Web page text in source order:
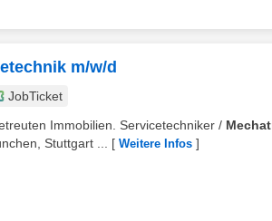
m/w/d
JobTicket
Immobilien. Servicetechniker /
Stuttgart ...
[ Weitere Infos ]